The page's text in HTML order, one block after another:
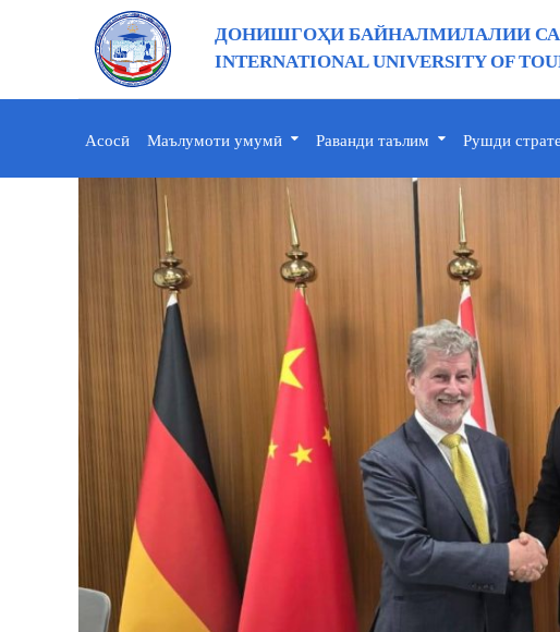
ДОНИШГОҲИ БАЙНАЛМИЛАЛИИ
INTERNATIONAL UNIVERSITY OF
Асосӣ Маълумоти умумӣ Раванди таълим Рушди